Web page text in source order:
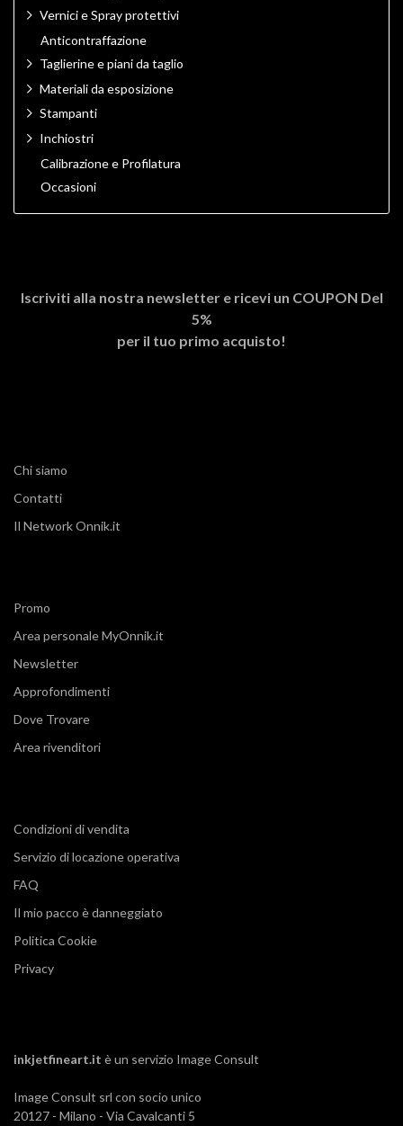
Vernici e Spray protettivi
Anticontraffazione
Taglierine e piani da taglio
Materiali da esposizione
Stampanti
Inchiostri
Calibrazione e Profilatura
Occasioni
Iscriviti alla nostra newsletter e ricevi un COUPON Del
5%
per il tuo primo acquisto!
Chi siamo
Contatti
Il Network Onnik.it
Promo
Area personale MyOnnik.it
Newsletter
Approfondimenti
Dove Trovare
Area rivenditori
Condizioni di vendita
Servizio di locazione operativa
FAQ
Il mio pacco è danneggiato
Politica Cookie
Privacy
inkjetfineart.it è un servizio Image Consult
Image Consult srl con socio unico
20127 - Milano - Via Cavalcanti 5